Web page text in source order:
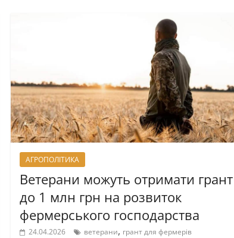
АГРОПОЛІТИКА
Ветерани можуть отримати грант
до 1 млн грн на розвиток
фермерського господарства
24.04.2026 ветерани, грант для фермерів